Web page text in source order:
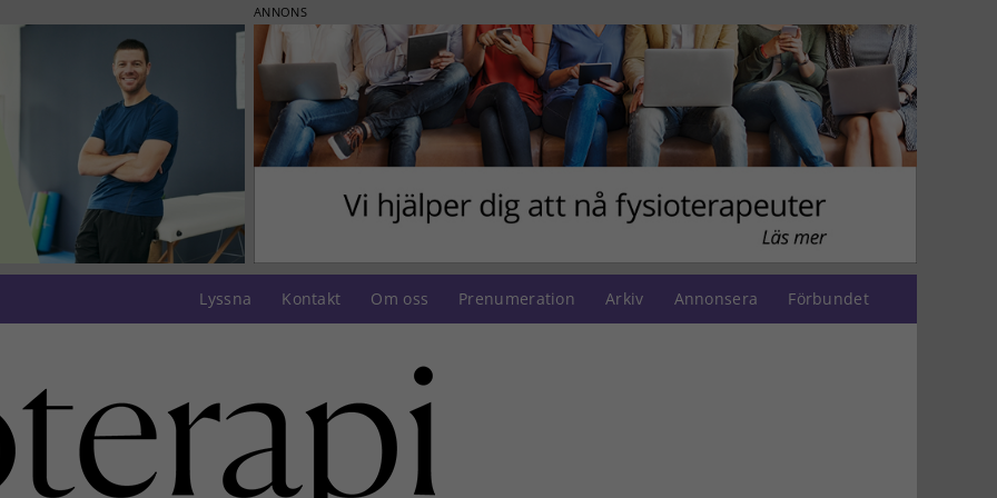
ANNONS
Lyssna Kontakt Om oss Prenumeration Arkiv Annonsera Förbundet